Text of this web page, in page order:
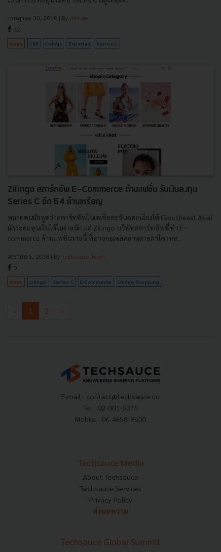
กรกฎาคม 30, 2018 | By mimee
42
News C88 CekAja Experian Series C
Zilingo สตาร์ทอัพ E-Commerce ด้านแฟชั่น รับเงินลงทุน
Series C อีก 54 ล้านเหรียญ
หลายคนมักพูดว่าสตาร์ทอัพในเอเชียตะวันออกเฉียงใต้ (Southeast Asia)
มักระดมทุนเงินได้ไม่ง่ายนัก แต่ Zilingo บริษัทสตาร์ทอัพที่ทำ E-
commerce ด้านแฟชั่นรายนี้ ที่อาจจะเคยคลาดสายตาใครหล...
เมษายน 5, 2018 | By Techsauce Team
0
News zilingo Series C E-Commerce Online Shopping
‹ 1 2 ›
E-mail : contact@techsauce.co
Tel : 02-001-5375
Mobile : 06-4658-9500
Techsauce Media
About Techsauce
Techsauce Services
Privacy Policy
ส่งบทความ
Techsauce Global Summit